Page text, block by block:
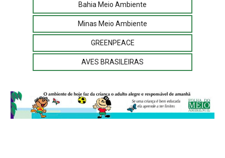
Bahia Meio Ambiente
Minas Meio Ambiente
GREENPEACE
AVES BRASILEIRAS